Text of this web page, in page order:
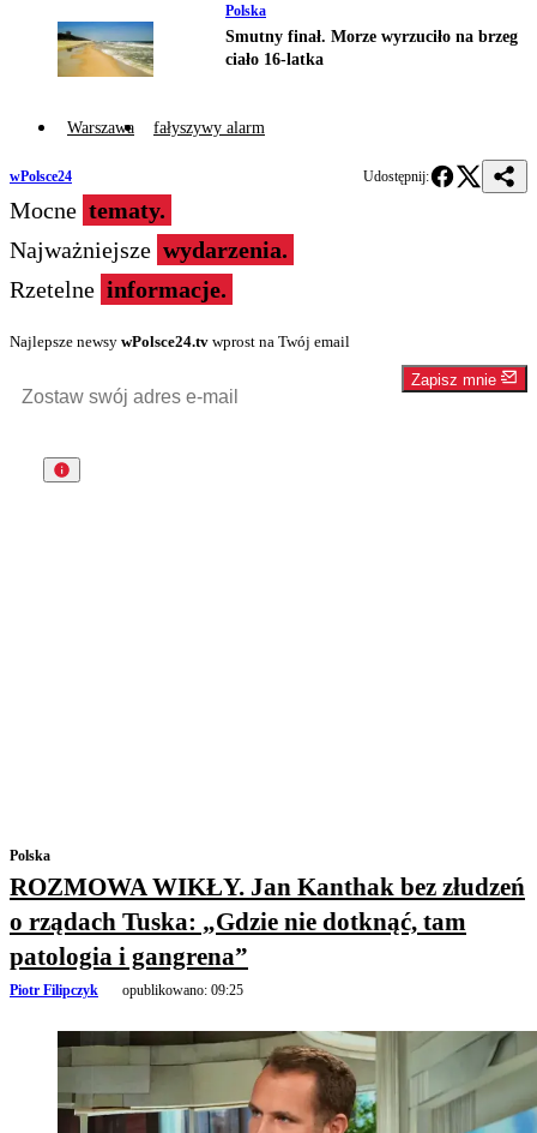
Polska
Smutny finał. Morze wyrzuciło na brzeg
ciało 16-latka
Warszawa fałyszywy alarm
wPolsce24 Udostępnij:
Mocne tematy.
Najważniejsze wydarzenia.
Rzetelne informacje.
Najlepsze newsy wPolsce24.tv wprost na Twój email
Zapisz mnie
Polska
ROZMOWA WIKŁY. Jan Kanthak bez złudzeń
o rządach Tuska: „Gdzie nie dotknąć, tam
patologia i gangrena”
Piotr Filipczyk opublikowano: 09:25